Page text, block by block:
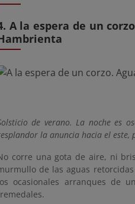
A la espera de un
de verano. La noche es
la anuncia hacia el este,
corre una gota de aire, ni
de las aguas
ocasionales arranques de